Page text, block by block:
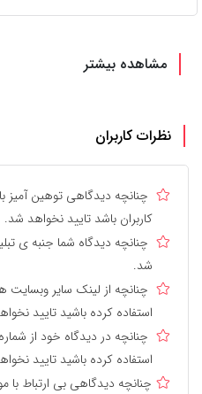
مشاهده بیشتر
نظرات کاربران
چنانچه دیدگاهی توهین آمیز
کاربران باشد تایید نخواهد شد.
چنانچه دیدگاه شما جنبه ی
شد.
چنانچه از لینک سایر وبسایت
استفاده کرده باشید تایید
چنانچه در دیدگاه خود از
استفاده کرده باشید تایید
چنانچه دیدگاهی بی ارتباط